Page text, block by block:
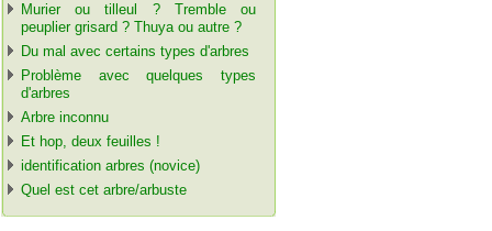
Murier ou tilleul ? Tremble ou
peuplier grisard ? Thuya ou autre ?
Du mal avec certains types d'arbres
Problème avec quelques types
d'arbres
Arbre inconnu
Et hop, deux feuilles !
identification arbres (novice)
Quel est cet arbre/arbuste